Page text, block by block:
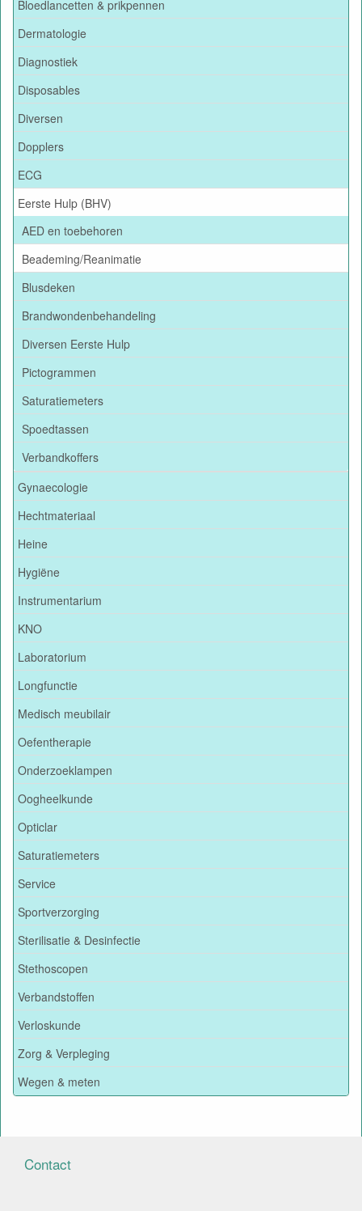
Bloedlancetten & prikpennen
Dermatologie
Diagnostiek
Disposables
Diversen
Dopplers
ECG
Eerste Hulp (BHV)
AED en toebehoren
Beademing/Reanimatie
Blusdeken
Brandwondenbehandeling
Diversen Eerste Hulp
Pictogrammen
Saturatiemeters
Spoedtassen
Verbandkoffers
Gynaecologie
Hechtmateriaal
Heine
Hygiëne
Instrumentarium
KNO
Laboratorium
Longfunctie
Medisch meubilair
Oefentherapie
Onderzoeklampen
Oogheelkunde
Opticlar
Saturatiemeters
Service
Sportverzorging
Sterilisatie & Desinfectie
Stethoscopen
Verbandstoffen
Verloskunde
Zorg & Verpleging
Wegen & meten
Contact